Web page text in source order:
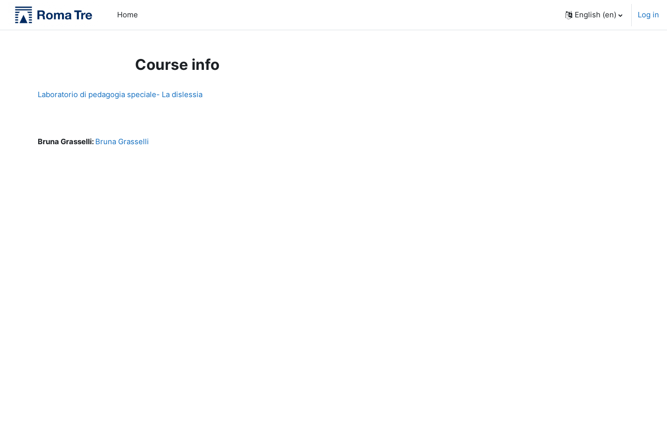
Skip to main content
Home
English ‎(en)‎ Log in
Course info
Laboratorio di pedagogia speciale- La dislessia
Bruna Grasselli: Bruna Grasselli